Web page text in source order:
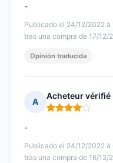
Publicado el 24/12/2022 à
tras una compra de 17/12/
-
Opinión traducida
A
Acheteur vérifié
Nota: 4 de 5
Publicado el 24/12/2022
tras una compra de 16/12/
-